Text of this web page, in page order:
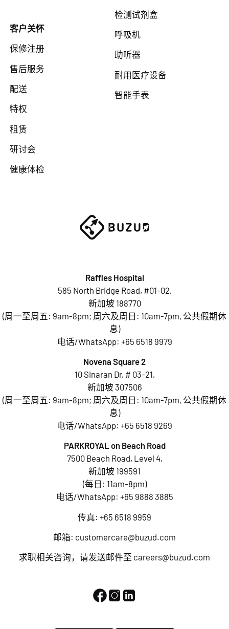
客户关怀
保修注册
售后服务
配送
特权
租赁
研讨会
健康体检
检测试剂盒
呼吸机
助听器
耐用医疗设备
智能手表
Raffles Hospital
585 North Bridge Road, #01-02,
新加坡 188770
(周一至周五: 9am-8pm; 周六及周日: 10am-7pm, 公共假期休
息)
电话/WhatsApp: +65 6518 9979
Novena Square 2
10 Sinaran Dr, # 03-21,
新加坡 307506
(周一至周五: 9am-8pm; 周六及周日: 10am-7pm, 公共假期休
息)
电话/WhatsApp: +65 6518 9269
PARKROYAL on Beach Road
7500 Beach Road, Level 4,
新加坡 199591
(每日: 11am-8pm)
电话/WhatsApp: +65 9888 3885
传真: +65 6518 9959
邮箱: customercare@buzud.com
求职相关咨询，请发送邮件至 careers@buzud.com